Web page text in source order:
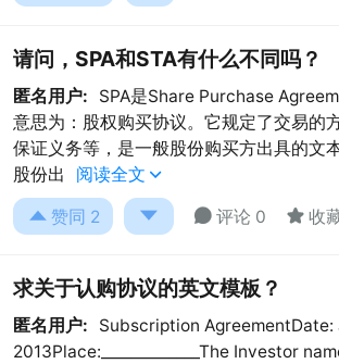
请问，SPA和STA有什么不同吗？
匿名用户:
SPA是Share Purchase
意思为：股权购买协议。它规定了交易的
保证义务等，是一般股份购买方出具的文
股份出
阅读全文 
 赞同 2   评论 0  收
求关于认购协议的英文模板？
匿名用户:
Subscription AgreementDate:
2013Place:_____________The Investor